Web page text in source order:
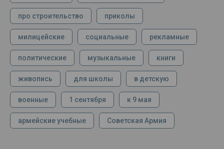
про строительство приколы
милицейские социальные рекламные
политические музыкальные книги
живопись для школы в детскую
военные 1 сентября к 9 мая
армейские учебные Советская Армия